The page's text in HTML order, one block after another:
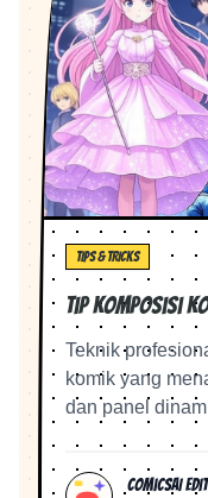
TIPS & TRICKS
Tip Komposisi
Teknik
komik yang
dan panel
ComicsAI